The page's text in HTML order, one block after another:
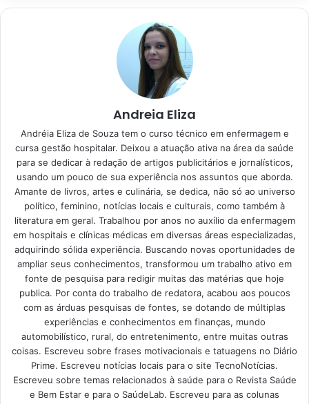
Beleza feita em casa: aprenda as
melhores receitas caseiras para uma
pele saudável e bonita
13/06/2023
Truques caseiros para ter um
jardim lindo e cheio de
plantas saudáveis
Ajude suas plantinhas a ficarem lindas. Para isso, confira
as dicas do Portal Atualizei. São ações simples que podem
ser feitas por qualquer pessoa e que surtem um efeito
incrível.
Rega na quantidade certa
A rega é algo essencial para que as plantas se
desenvolvam. Contudo, é importante entender que a
quantidade d’água pode ajudar como prejudicar. Grande
parte das espécies precisa das regas regulares, mas não
Andreia Eliza
Andréia Eliza de Souza tem o curso técnico em enfermagem e
cursa gestão hospitalar. Deixou a atuação ativa na área da saúde
para se dedicar à redação de artigos publicitários e jornalísticos,
usando um pouco de sua experiência nos assuntos que aborda.
Amante de livros, artes e culinária, se dedica, não só ao universo
político, feminino, notícias locais e culturais, como também à
literatura em geral. Trabalhou por anos no auxílio da enfermagem
em hospitais e clínicas médicas em diversas áreas especializadas,
adquirindo sólida experiência. Buscando novas oportunidades de
ampliar seus conhecimentos, transformou um trabalho ativo em
fonte de pesquisa para redigir muitas das matérias que hoje
publica. Por conta do trabalho de redatora, acabou aos poucos
com as árduas pesquisas de fontes, se dotando de múltiplas
experiências e conhecimentos em finanças, mundo
automobilístico, rural, do entretenimento, entre muitas outras
coisas. Escreveu sobre frases motivacionais e tatuagens no Diário
Prime. Escreveu notícias locais para o site TecnoNotícias.
Escreveu sobre temas relacionados à saúde para o Revista Saúde
e Bem Estar e para o SaúdeLab. Escreveu para as colunas